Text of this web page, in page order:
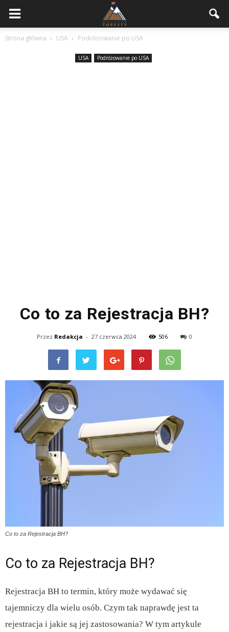
Strona główna USA Podróżowanie po USA
USA Podróżowanie po USA
Co to za Rejestracja BH?
Przez Redakcja - 27 czerwca 2024 506 0
Co to za Rejestracja BH?
Co to za Rejestracja BH?
Rejestracja BH to termin, który może wydawać się
tajemniczy dla wielu osób. Czym tak naprawdę jest ta
rejestracja i jakie są jej zastosowania? W tym artykule